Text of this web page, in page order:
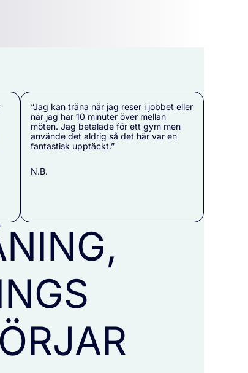
“Jag kan träna när jag reser i jobbet eller
när jag har 10 minuter över mellan
möten. Jag betalade för ett gym men
använde det aldrig så det här var en
fantastisk upptäckt.”
N.B.